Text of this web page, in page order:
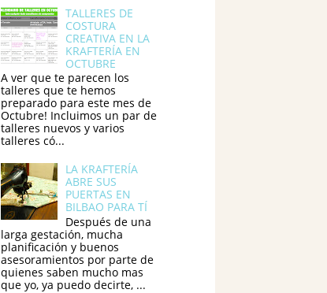
TALLERES DE
COSTURA
CREATIVA EN LA
KRAFTERÍA EN
OCTUBRE
A ver que te parecen los
talleres que te hemos
preparado para este mes de
Octubre! Incluimos un par de
talleres nuevos y varios
talleres có...
LA KRAFTERÍA
ABRE SUS
PUERTAS EN
BILBAO PARA TÍ
Después de una
larga gestación, mucha
planificación y buenos
asesoramientos por parte de
quienes saben mucho mas
que yo, ya puedo decirte, ...